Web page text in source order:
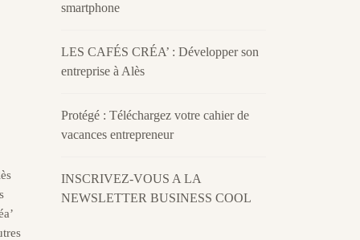
smartphone
LES CAFÉS CRÉA’ : Développer son
entreprise à Alès
Protégé : Téléchargez votre cahier de
vacances entrepreneur
INSCRIVEZ-VOUS A LA
NEWSLETTER BUSINESS COOL